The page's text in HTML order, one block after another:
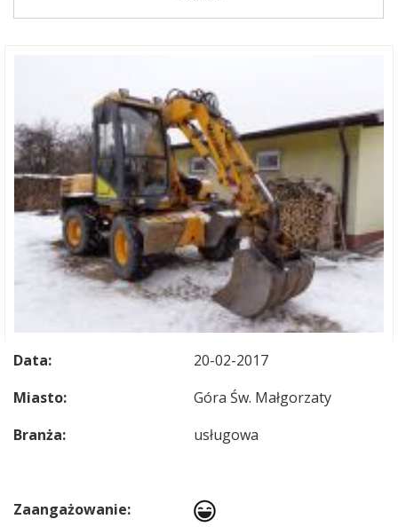
Data:
20-02-2017
Miasto:
Góra Św. Małgorzaty
Branża:
usługowa
Zaangażowanie: